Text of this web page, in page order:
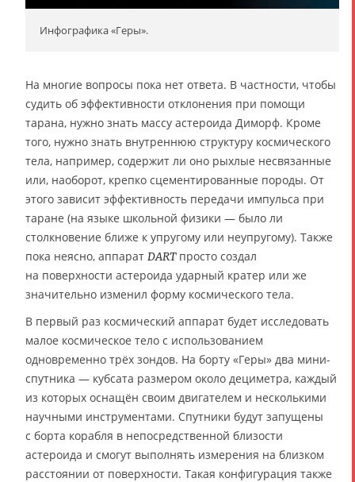
Инфографика «Геры».
На многие вопросы пока нет ответа. В частности, чтобы
судить об эффективности отклонения при помощи
тарана, нужно знать массу астероида Диморф. Кроме
того, нужно знать внутреннюю структуру космического
тела, например, содержит ли оно рыхлые несвязанные
или, наоборот, крепко сцементированные породы. От
этого зависит эффективность передачи импульса при
таране (на языке школьной физики — было ли
столкновение ближе к упругому или неупругому). Также
пока неясно, аппарат DARTпросто создал
на поверхности астероида ударный кратер или же
значительно изменил форму космического тела.
В первый раз космический аппарат будет исследовать
малое космическое тело с использованием
одновременно трёх зондов. На борту «Геры» два мини-
спутника — кубсата размером около дециметра, каждый
из которых оснащён своим двигателем и несколькими
научными инструментами. Спутники будут запущены
с борта корабля в непосредственной близости
астероида и смогут выполнять измерения на близком
расстоянии от поверхности. Такая конфигурация также